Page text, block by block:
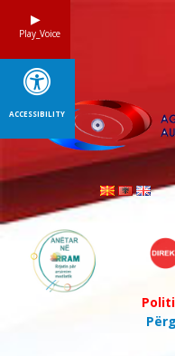
Play_Voice
ACCESSIBILITY